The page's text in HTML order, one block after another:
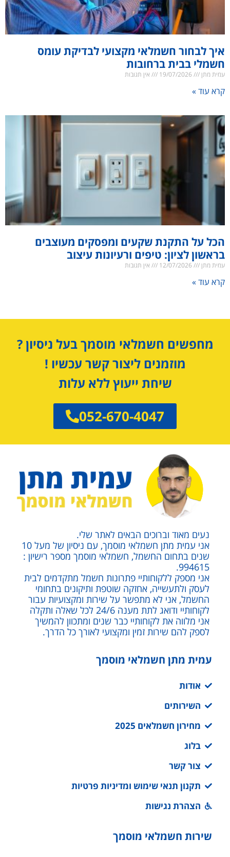
איך לבחור חשמלאי מקצועי לבדיקת עומס
חשמלי בבית ברחובות
עמית מתן 19/07/2026 אין תגובות
קרא עוד »
הכל על התקנת שקעים ומפסקים מעוצבים
בראשון לציון: טיפים ורעיונות עיצוב
עמית מתן 12/07/2026 אין תגובות
קרא עוד »
מחפשים חשמלאי מוסמך בעל ניסיון ?
מוזמנים ליצור קשר עכשיו !
שיחת ייעוץ ללא עלות
052-670-4047
נעים מאוד וברוכים הבאים לאתר שלי.
אני עמית מתן חשמלאי מוסמך, עם ניסיון של מעל 10
שנים בתחום החשמל, חשמלאי מוסמך מספר רישיון :
994615.
אני מספק ללקוחותיי פתרונות חשמל מתקדמים לבית
לעסק ולתעשייה, אחזקה שוטפת ותיקונים בתחומי
החשמל, אני לא מתפשר על שירות ומקצועיות עבור
לקוחותיי ודואג לתת מענה 24/6 לכל שאלה ותקלה
אני מלווה את לקוחותיי כבר שנים ומתכוון להמשיך
לספק להם שירות זמין ומקצועי לאורך כל הדרך.
עמית מתן חשמלאי מוסמך
אודות
השירותים
מחירון חשמלאים 2025
בלוג
צור קשר
תקנון תנאי שימוש ומדיניות פרטיות
הצהרת נגישות
שירות חשמלאי מוסמך